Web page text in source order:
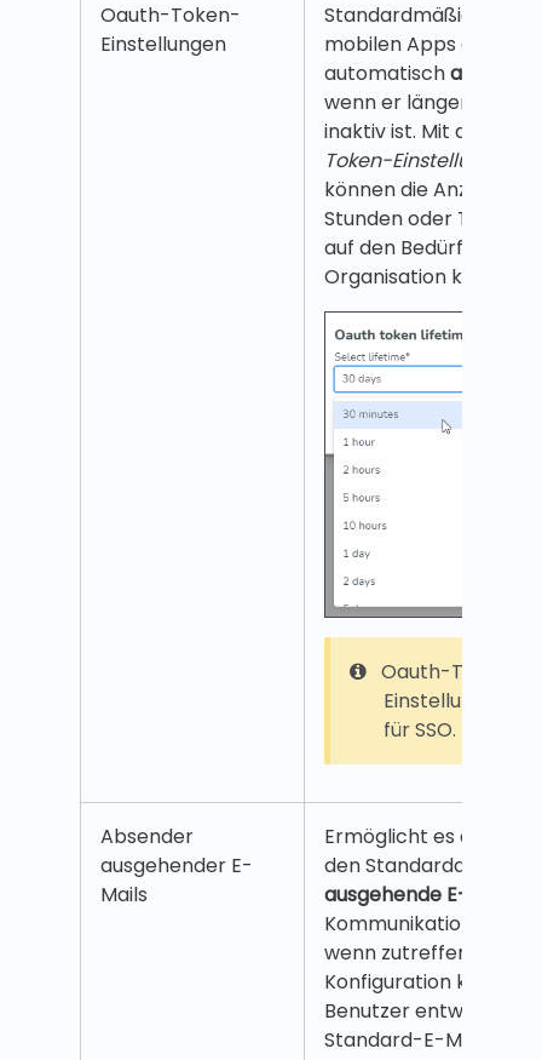
Oauth-Token-
Einstellungen
Standardmäßig wird
mobilen Apps ein
automatisch
wenn er länger als 30
inaktiv ist. Mit den
Token-Einstellungen
können die Anzahl der
Stunden oder Tage
auf den Bedürfnissen
Organisation
Oauth-Token-
Einstellungen
für SSO.
Absender
ausgehender E-
Mails
Ermöglicht es dem
den
ausgehende E-Mails
Kommunikation
wenn zutreffend. Bei
Konfiguration kann ein
Benutzer entweder die
Standard-E-Mail (no-